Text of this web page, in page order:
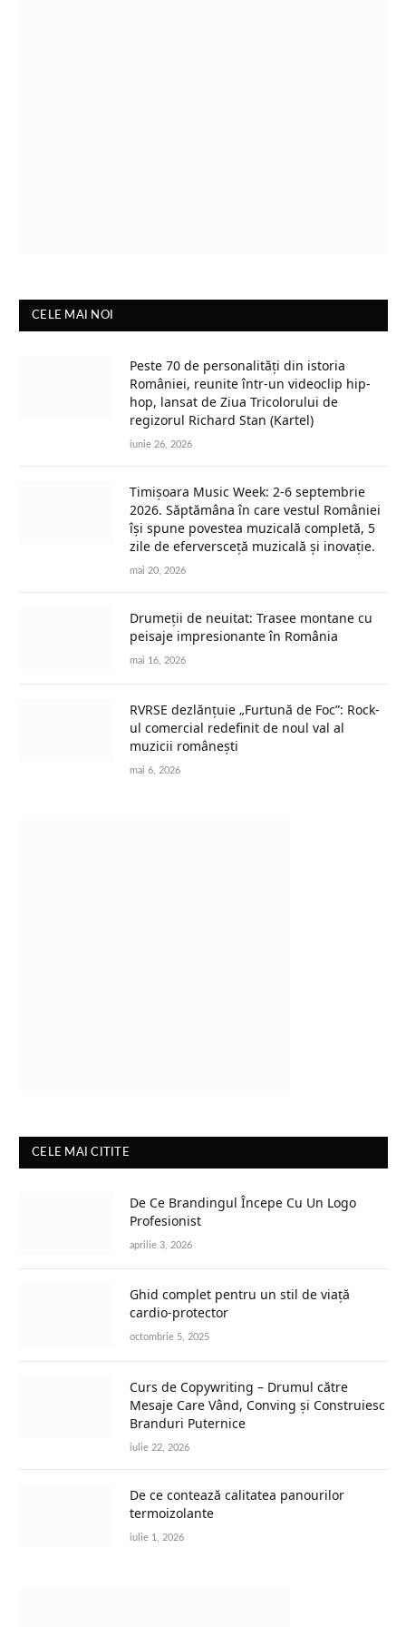
CELE MAI NOI
Peste 70 de personalități din istoria
României, reunite într-un videoclip hip-
hop, lansat de Ziua Tricolorului de
regizorul Richard Stan (Kartel)
iunie 26, 2026
Timișoara Music Week: 2-6 septembrie
2026. Săptămâna în care vestul României
își spune povestea muzicală completă, 5
zile de eferversceță muzicală și inovație.
mai 20, 2026
Drumeții de neuitat: Trasee montane cu
peisaje impresionante în România
mai 16, 2026
RVRSE dezlănțuie „Furtună de Foc”: Rock-
ul comercial redefinit de noul val al
muzicii românești
mai 6, 2026
CELE MAI CITITE
De Ce Brandingul Începe Cu Un Logo
Profesionist
aprilie 3, 2026
Ghid complet pentru un stil de viață
cardio-protector
octombrie 5, 2025
Curs de Copywriting – Drumul către
Mesaje Care Vând, Conving și Construiesc
Branduri Puternice
iulie 22, 2026
De ce contează calitatea panourilor
termoizolante
iulie 1, 2026